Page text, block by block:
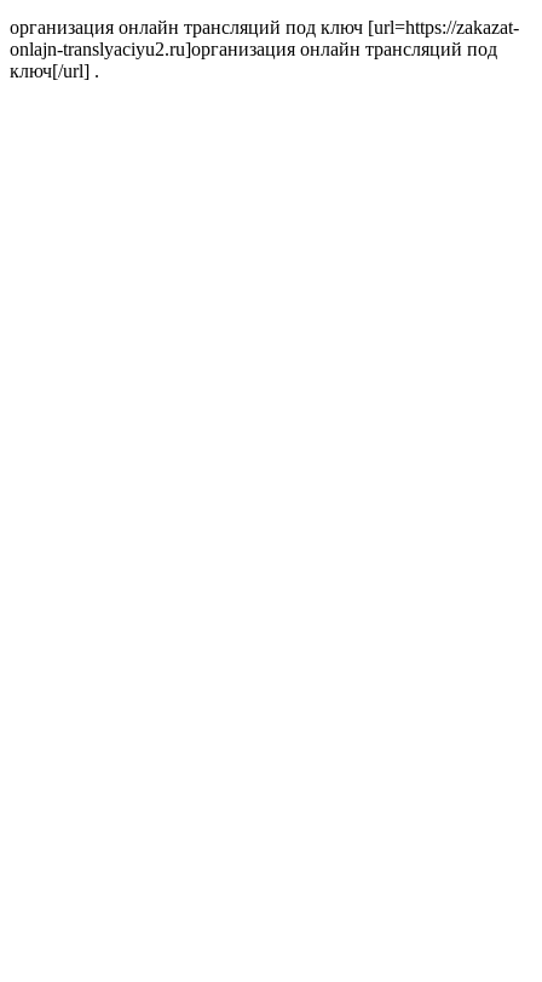
организация онлайн трансляций под ключ [url=https://zakazat-
onlajn-translyaciyu2.ru]организация онлайн трансляций под
ключ[/url] .